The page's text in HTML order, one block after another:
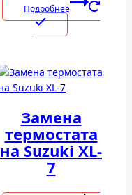
Подробнее
Замена
термостата
на Suzuki XL-
7